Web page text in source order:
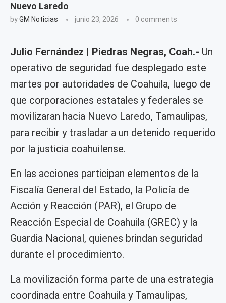
Nuevo Laredo
byGM Noticias junio 23, 2026 0 comments
Julio Fernández | Piedras Negras, Coah.- Un
operativo de seguridad fue desplegado este
martes por autoridades de Coahuila, luego de
que corporaciones estatales y federales se
movilizaran hacia Nuevo Laredo, Tamaulipas,
para recibir y trasladar a un detenido requerido
por la justicia coahuilense.
En las acciones participan elementos de la
Fiscalía General del Estado, la Policía de
Acción y Reacción (PAR), el Grupo de
Reacción Especial de Coahuila (GREC) y la
Guardia Nacional, quienes brindan seguridad
durante el procedimiento.
La movilización forma parte de una estrategia
coordinada entre Coahuila y Tamaulipas,